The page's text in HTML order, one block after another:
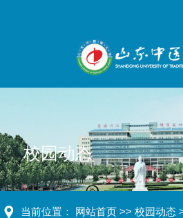
校园动态
当前位置： 网站首页 >> 校园动态